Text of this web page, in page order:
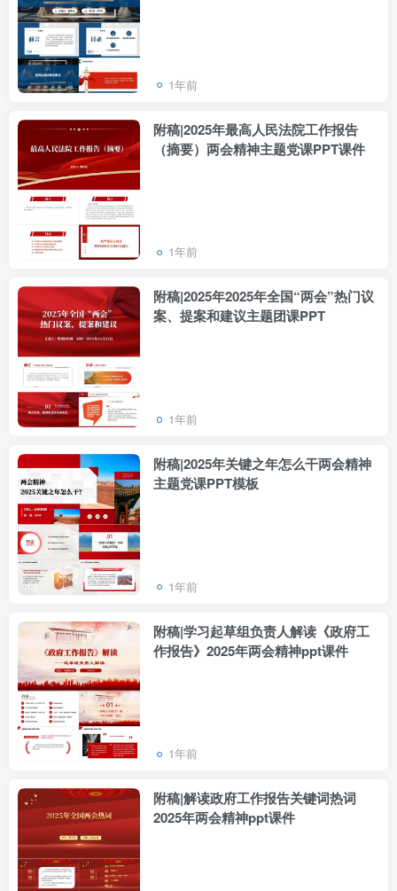
1年前
附稿|2025年最高人民法院工作报告
（摘要）两会精神主题党课PPT课件
1年前
附稿|2025年2025年全国“两会”热门议
案、提案和建议主题团课PPT
1年前
附稿|2025年关键之年怎么干两会精神
主题党课PPT模板
1年前
附稿|学习起草组负责人解读《政府工
作报告》2025年两会精神ppt课件
1年前
附稿|解读政府工作报告关键词热词
2025年两会精神ppt课件